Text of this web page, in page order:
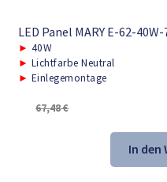
LED Panel MARY E-62-40W-
► 40W
► Lichtfarbe Neutral
► Einlegemontage
67,48€
In den